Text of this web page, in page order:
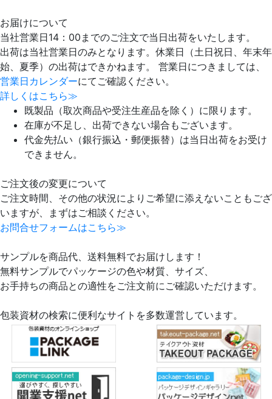
お届けについて
当社営業日14：00までのご注文で当日出荷をいたします。
出荷は当社営業日のみとなります。休業日（土日祝日、年末年
始、夏季）の出荷はできかねます。 営業日につきましては、
営業日カレンダーにてご確認ください。
詳しくはこちら≫
既製品（取次商品や受注生産品を除く）に限ります。
在庫が不足し、出荷できない場合もございます。
代金先払い（銀行振込・郵便振替）は当日出荷をお受け
できません。
ご注文後の変更について
ご注文時間、その他の状況によりご希望に添えないこともござ
いますが、まずはご相談ください。
お問合せフォームはこちら≫
サンプルを商品代、送料無料でお届けします！
無料サンプルでパッケージの色や材質、サイズ、
お手持ちの商品との適性をご注文前にご確認いただけます。
包装資材の検索に便利なサイトを多数運営しています。